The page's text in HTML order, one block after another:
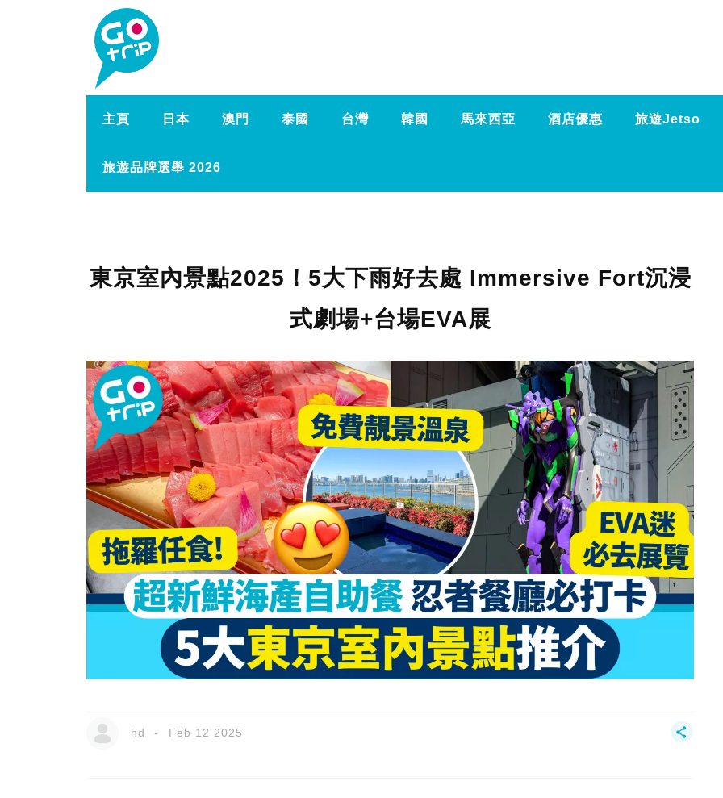
主頁 日本 澳門 泰國 台灣 韓國 馬來西亞 酒店優惠 旅遊Jetso
旅遊品牌選舉 2026
東京室內景點2025！5大下雨好去處 Immersive Fort沉浸
式劇場+台場EVA展
hd Feb 12 2025